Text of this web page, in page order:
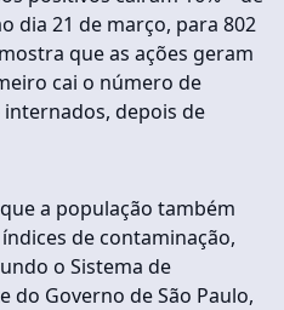
dia 21 de março, para 802
que as ações geram
cai o número de
depois de
a população também
de contaminação,
o Sistema de
Governo de São Paulo,